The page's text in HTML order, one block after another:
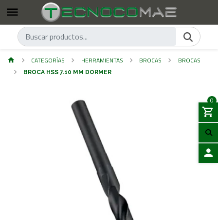
0
CATEGORÍAS HERRAMIENTAS BROCAS BROCAS
BROCA HSS 7.10 MM DORMER